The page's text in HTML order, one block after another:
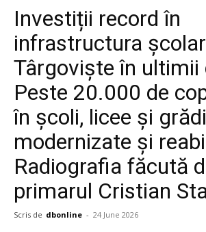
Investiții record în
infrastructura
Târgoviște în ultimii
Peste 20.000 de
în școli, licee și
modernizate și
Radiografia făcută
primarul Cristian
Scris de dbonline - 24 June 2026